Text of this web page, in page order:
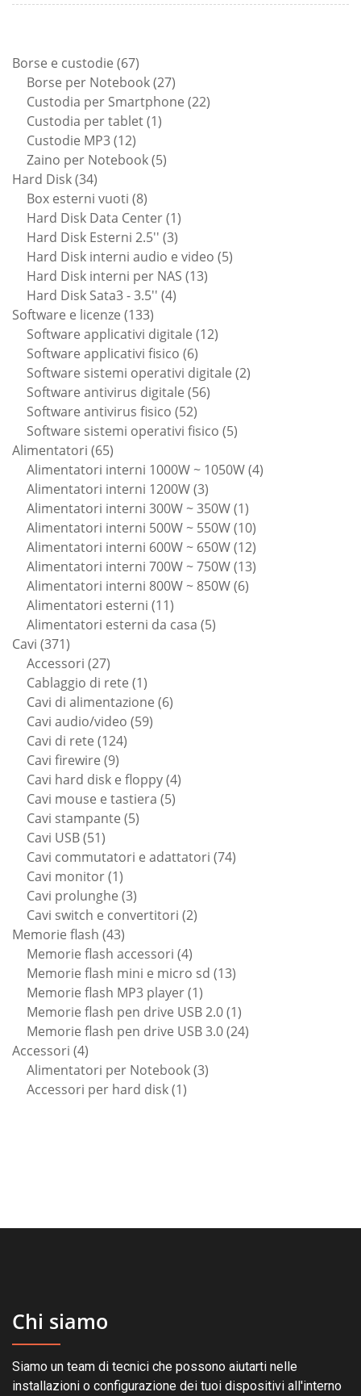
Borse e custodie 6767
prodotti
Borse per Notebook 2727
prodotti
Custodia per Smartphone 2222
Custodia per tablet 11
Custodie MP3 1212
prodotti
Zaino per Notebook 55
Hard Disk 3434
prodotti
Box esterni vuoti 88
prodotti
Hard Disk Data Center 11
prodotto
Hard Disk Esterni 2.5'' 33
prodotti
Hard Disk interni audio e video 55
Hard Disk interni per NAS 1313
Hard Disk Sata3 - 3.5'' 44
Software e licenze 133133
prodotti
Software applicativi digitale 1212
Software applicativi fisico 66
prodotti
Software sistemi operativi digitale 22
Software antivirus digitale 5656
Software antivirus fisico 5252
prodotti
Software sistemi operativi fisico 55
Alimentatori 6565
prodotti
Alimentatori interni 1000W ~ 1050W 44
Alimentatori interni 1200W 33
prodotti
Alimentatori interni 300W ~ 350W 11
prodotto
Alimentatori interni 500W ~ 550W 1010
prodotti
Alimentatori interni 600W ~ 650W 1212
prodotti
Alimentatori interni 700W ~ 750W 1313
Alimentatori interni 800W ~ 850W 66
Alimentatori esterni 1111
prodotti
Alimentatori esterni da casa 55
Cavi 371371
prodotti
Accessori 2727
prodotti
Cablaggio di rete 11
prodotto
Cavi di alimentazione 66
Cavi audio/video 5959
Cavi di rete 124124
Cavi firewire 99
prodotti
Cavi hard disk e floppy 44
Cavi mouse e tastiera 55
Cavi stampante 55
Cavi USB 5151
prodotti
Cavi commutatori e adattatori 7474
Cavi monitor 11
prodotto
Cavi prolunghe 33
prodotti
Cavi switch e convertitori 22
Memorie flash 4343
prodotti
Memorie flash accessori 44
prodotti
Memorie flash mini e micro sd 1313
Memorie flash MP3 player 11
prodotto
Memorie flash pen drive USB 2.0 11
prodotto
Memorie flash pen drive USB 3.0 2424
Accessori 44
prodotti
Alimentatori per Notebook 33
Accessori per hard disk 11
Chi siamo
Siamo un team di tecnici che possono aiutarti nelle
installazioni o configurazione dei tuoi dispositivi all'interno